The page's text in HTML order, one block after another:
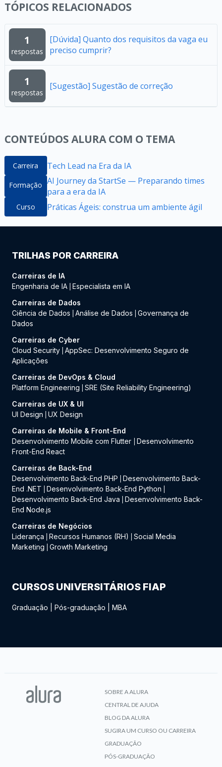
TÓPICOS RELACIONADOS
1
respostas
[Dúvida] Quanto dos requisitos da vaga eu
preciso cumprir?
1
respostas
[Sugestão] Sugestão de correção
CONTEÚDOS ALURA COM O TEMA
Carreira Tech Lead na Era da IA
Formação AI Journey da StartSe — Preparando times
para a era da IA
Curso Práticas Ágeis: construa um ambiente ágil
TRILHAS POR CARREIRA
Carreiras de IA
Engenharia de IA Especialista em IA
Carreiras de Dados
Ciência de Dados
Análise de Dados
Governança de
Dados
Carreiras de Cyber
Cloud Security AppSec: Desenvolvimento Seguro de
Aplicações
Carreiras de DevOps & Cloud
Platform Engineering
SRE (Site Reliability Engineering)
Carreiras de UX & UI
UI Design
UX Design
Carreiras de Mobile & Front-End
Desenvolvimento Mobile com Flutter
Desenvolvimento
Front-End React
Carreiras de Back-End
Desenvolvimento Back-End PHP
Desenvolvimento Back-
End .NET
Desenvolvimento Back-End Python
Desenvolvimento Back-End Java
Desenvolvimento Back-
End Node.js
Carreiras de Negócios
Liderança
Recursos Humanos (RH)
Social Media
Marketing
Growth Marketing
CURSOS UNIVERSITÁRIOS FIAP
Graduação Pós-graduação MBA
SOBRE A ALURA
CENTRAL DE AJUDA
BLOG DA ALURA
SUGIRA UM CURSO OU CARREIRA
GRADUAÇÃO
PÓS-GRADUAÇÃO